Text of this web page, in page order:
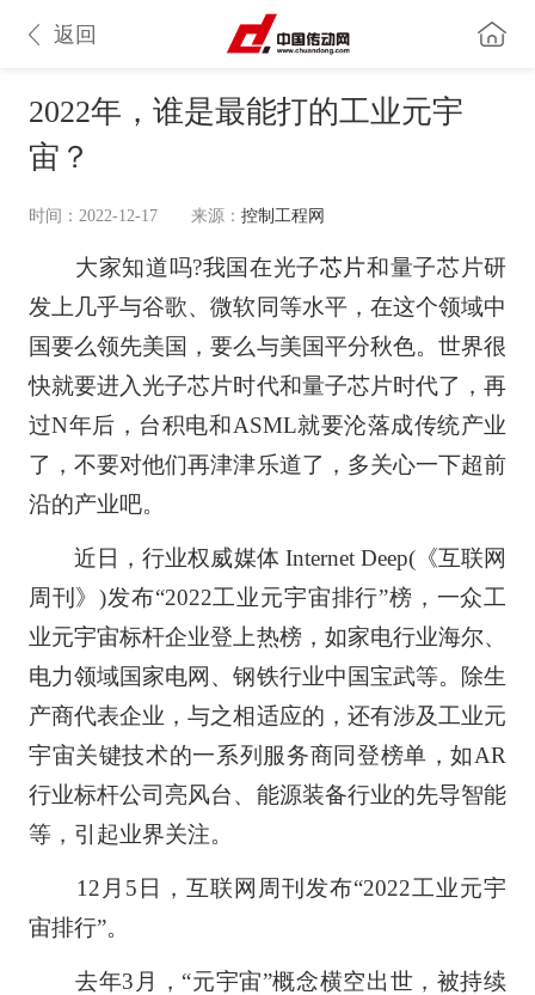
返回
2022年，谁是最能打的工业元宇
宙？
时间：2022-12-17 来源： 控制工程网
大家知道吗?我国在光子芯片和量子芯片研
发上几乎与谷歌、微软同等水平，在这个领域中
国要么领先美国，要么与美国平分秋色。世界很
快就要进入光子芯片时代和量子芯片时代了，再
过N年后，台积电和ASML就要沦落成传统产业
了，不要对他们再津津乐道了，多关心一下超前
沿的产业吧。
近日，行业权威媒体 Internet Deep(《互联网
周刊》)发布“2022工业元宇宙排行”榜，一众工
业元宇宙标杆企业登上热榜，如家电行业海尔、
电力领域国家电网、钢铁行业中国宝武等。除生
产商代表企业，与之相适应的，还有涉及工业元
宇宙关键技术的一系列服务商同登榜单，如AR
行业标杆公司亮风台、能源装备行业的先导智能
等，引起业界关注。
12月5日，互联网周刊发布“2022工业元宇
宙排行”。
去年3月，“元宇宙”概念横空出世，被持续